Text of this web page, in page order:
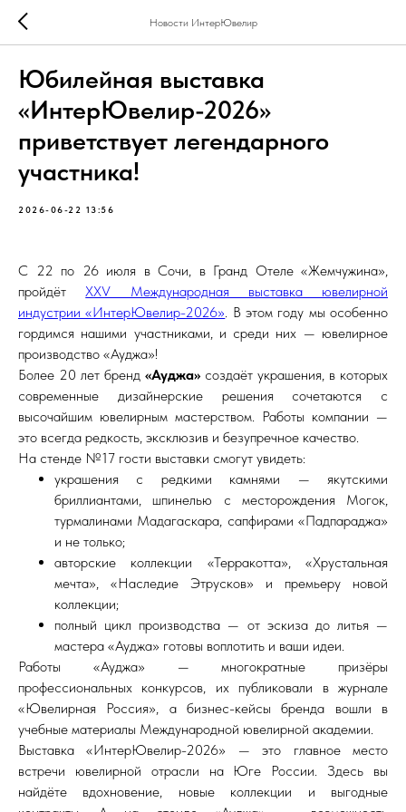
Новости ИнтерЮвелир
Юбилейная выставка
«ИнтерЮвелир-2026»
приветствует легендарного
участника!
2026-06-22 13:56
С 22 по 26 июля в Сочи, в Гранд Отеле «Жемчужина»,
пройдётXXV Международная выставка ювелирной
индустрии «ИнтерЮвелир-2026». В этом году мы особенно
гордимся нашими участниками, и среди них — ювелирное
производство «Ауджа»!
Более 20 лет бренд «Ауджа» создаёт украшения, в которых
современные дизайнерские решения сочетаются с
высочайшим ювелирным мастерством. Работы компании —
это всегда редкость, эксклюзив и безупречное качество.
На стенде №17 гости выставки смогут увидеть:
украшения с редкими камнями — якутскими
бриллиантами, шпинелью с месторождения Могок,
турмалинами Мадагаскара, сапфирами «Падпараджа»
и не только;
авторские коллекции «Терракотта», «Хрустальная
мечта», «Наследие Этрусков» и премьеру новой
коллекции;
полный цикл производства — от эскиза до литья —
мастера «Ауджа» готовы воплотить и ваши идеи.
Работы «Ауджа» — многократные призёры
профессиональных конкурсов, их публиковали в журнале
«Ювелирная Россия», а бизнес-кейсы бренда вошли в
учебные материалы Международной ювелирной академии.
Выставка «ИнтерЮвелир-2026» — это главное место
встречи ювелирной отрасли на Юге России. Здесь вы
найдёте вдохновение, новые коллекции и выгодные